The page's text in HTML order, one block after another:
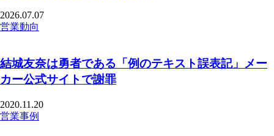
2026.07.07
営業動向
結城友奈は勇者である「例のテキスト誤表記」メー
カー公式サイトで謝罪
2020.11.20
営業事例